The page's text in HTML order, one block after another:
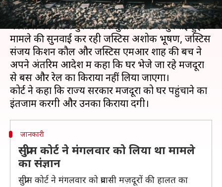
देश में प्रवासी मजदूरों की हालत और उनके सामने आई
परेशानी को लेकर गुरुवार को सुप्रीम कोर्ट में सुनवाई हुई।
मामले की सुनवाई कर रही जस्टिस अशोक भूषण, जस्टिस
संजय किशन कौल और जस्टिस एमआर शाह की बेंच ने
अपने अंतरिम आदेश में कहा कि घर भेजे जा रहे मजदूरों
से बस और रेल का किराया नहीं लिया जाएगा।
कोर्ट ने कहा कि राज्य सरकारें मजदूरों को घर पहुंचाने का
जानकारी
सुप्रीम कोर्ट ने मंगलवार को लिया था मामले
का संज्ञान
सुप्रीम कोर्ट ने मंगलवार को प्रवासी मज़दूरों की हालत का